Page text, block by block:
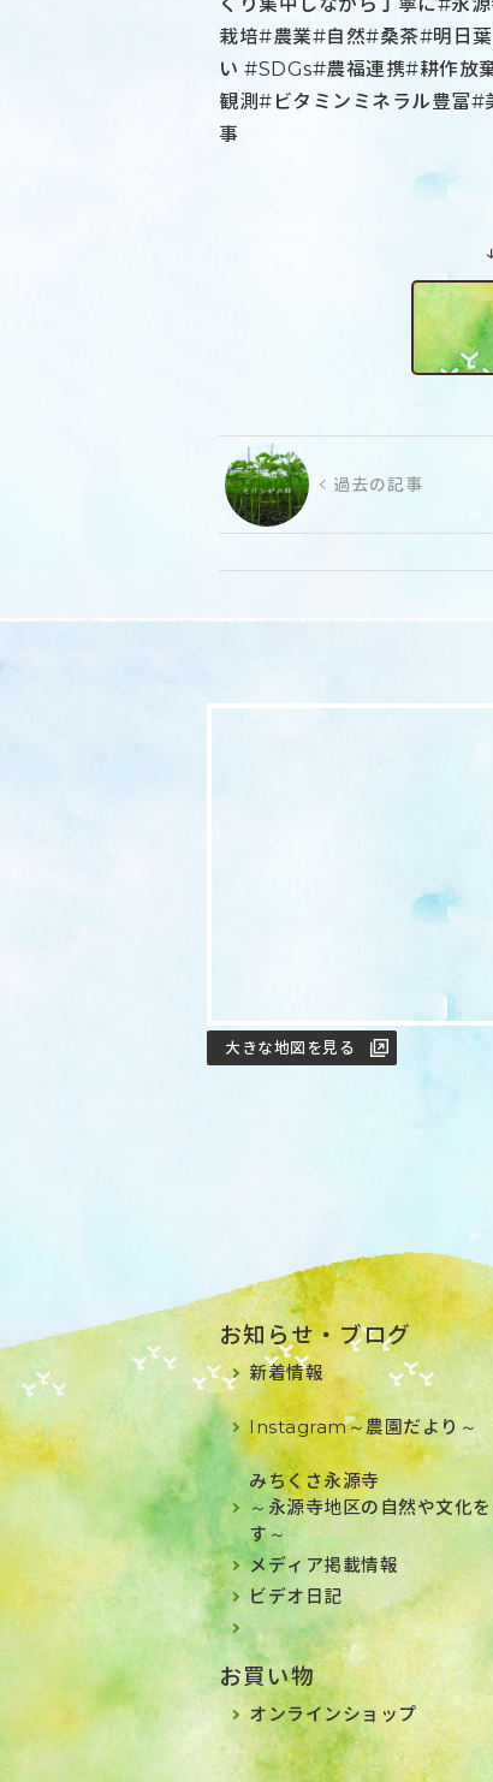
栽培#農業#自然#桑茶#明日
い #SDGs#農福連携#耕作放
観測#ビタミンミネラル豊富
事
過去の記事
大きな地図を見る
お知らせ・ブログ
新着情報
Instagram～農園だより～
みちくさ永源寺
～永源寺地区の自然や文化
す～
メディア掲載情報
ビデオ日記
お買い物
オンラインショップ